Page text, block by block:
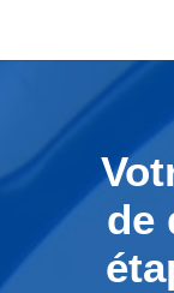
de